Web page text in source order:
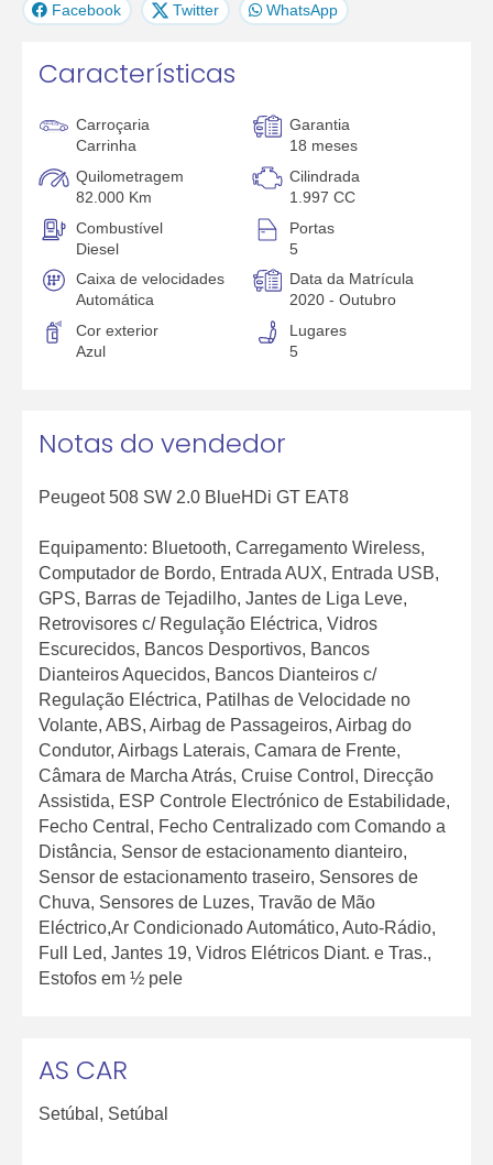
Facebook Twitter WhatsApp
Características
Carroçaria
Carrinha
Garantia
18 meses
Quilometragem
82.000 Km
Cilindrada
1.997 CC
Combustível
Diesel
Portas
5
Caixa de velocidades
Automática
Data da Matrícula
2020 - Outubro
Cor exterior
Azul
Lugares
5
Notas do vendedor
Peugeot 508 SW 2.0 BlueHDi GT EAT8
Equipamento: Bluetooth, Carregamento Wireless,
Computador de Bordo, Entrada AUX, Entrada USB,
GPS, Barras de Tejadilho, Jantes de Liga Leve,
Retrovisores c/ Regulação Eléctrica, Vidros
Escurecidos, Bancos Desportivos, Bancos
Dianteiros Aquecidos, Bancos Dianteiros c/
Regulação Eléctrica, Patilhas de Velocidade no
Volante, ABS, Airbag de Passageiros, Airbag do
Condutor, Airbags Laterais, Camara de Frente,
Câmara de Marcha Atrás, Cruise Control, Direcção
Assistida, ESP Controle Electrónico de Estabilidade,
Fecho Central, Fecho Centralizado com Comando a
Distância, Sensor de estacionamento dianteiro,
Sensor de estacionamento traseiro, Sensores de
Chuva, Sensores de Luzes, Travão de Mão
Eléctrico,Ar Condicionado Automático, Auto-Rádio,
Full Led, Jantes 19, Vidros Elétricos Diant. e Tras.,
Estofos em ½ pele
AS CAR
Setúbal , Setúbal